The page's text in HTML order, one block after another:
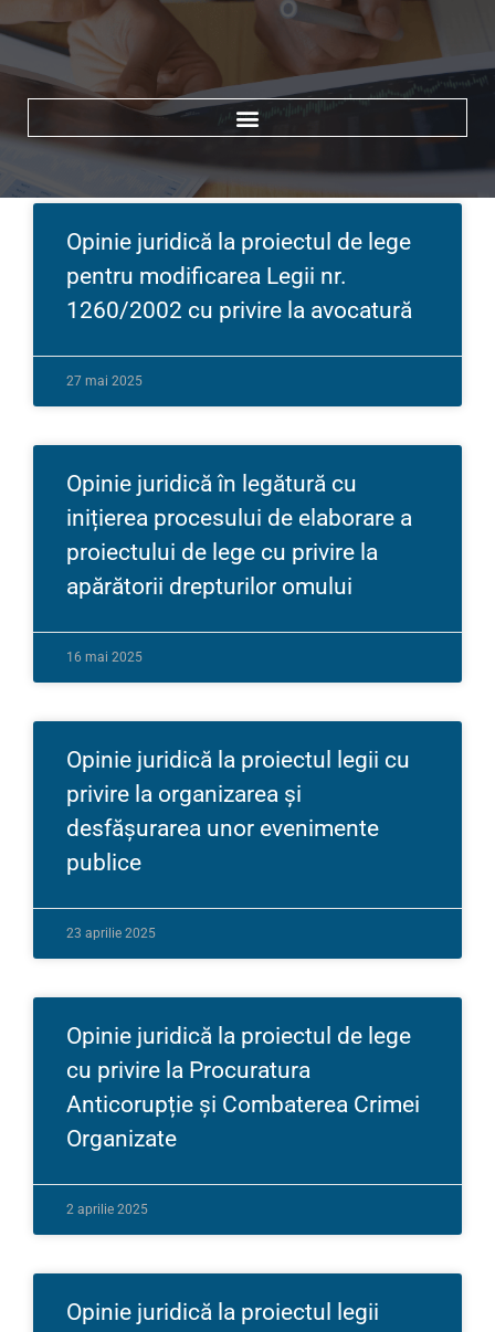
Opinie juridică la proiectul de lege
pentru modificarea Legii nr.
1260/2002 cu privire la avocatură
27 mai 2025
Opinie juridică în legătură cu
inițierea procesului de elaborare a
proiectului de lege cu privire la
apărătorii drepturilor omului
16 mai 2025
Opinie juridică la proiectul legii cu
privire la organizarea și
desfășurarea unor evenimente
publice
23 aprilie 2025
Opinie juridică la proiectul de lege
cu privire la Procuratura
Anticorupție și Combaterea Crimei
Organizate
2 aprilie 2025
Opinie juridică la proiectul legii